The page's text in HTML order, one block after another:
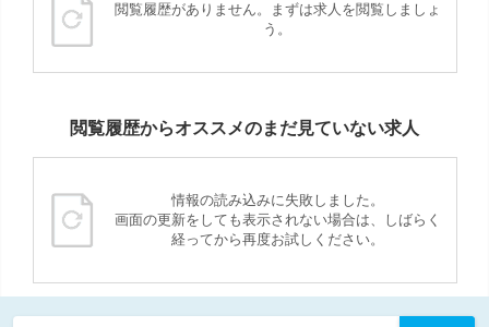
閲覧履歴がありません。まずは求人を閲覧しましょ
う。
閲覧履歴からオススメのまだ見ていない求人
情報の読み込みに失敗しました。
画面の更新をしても表示されない場合は、しばらく
経ってから再度お試しください。